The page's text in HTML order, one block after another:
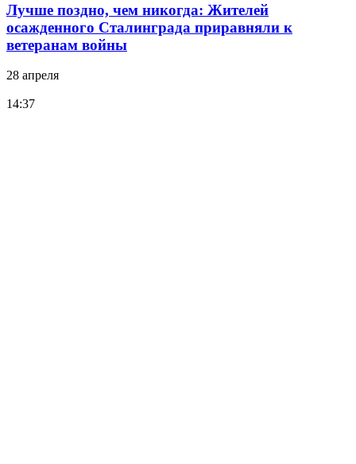
Лучше поздно, чем никогда: Жителей
осажденного Сталинграда приравняли к
ветеранам войны
28 апреля
14:37